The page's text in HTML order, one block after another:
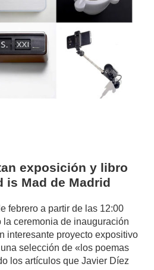
exposición y libro
is Mad de Madrid
febrero a partir de las 12:00
la ceremonia de inauguración
interesante proyecto expositivo
selección de «los poemas
los artículos que Javier Díez